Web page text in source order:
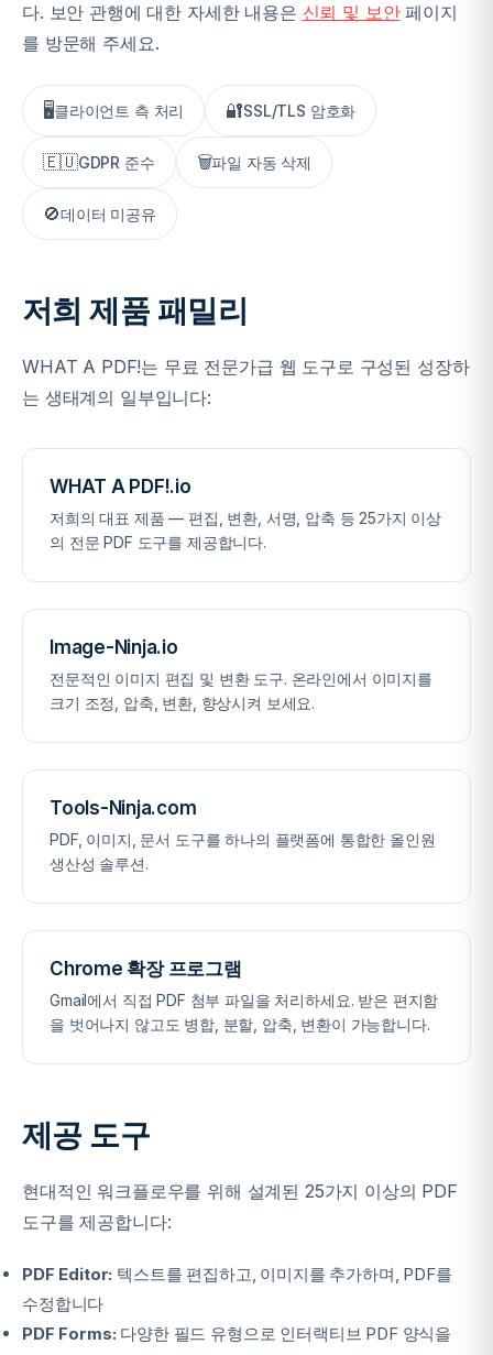
다. 보안 관행에 대한 자세한 내용은 신뢰 및 보안페이지
를 방문해 주세요.
🖥️클라이언트 측 처리 🔐SSL/TLS 암호화
🇪🇺GDPR 준수 🗑️파일 자동 삭제
🚫데이터 미공유
저희 제품 패밀리
WHAT A PDF!는 무료 전문가급 웹 도구로 구성된 성장하
는 생태계의 일부입니다:
WHAT A PDF!.io
저희의 대표 제품 — 편집, 변환, 서명, 압축 등 25가지 이상
의 전문 PDF 도구를 제공합니다.
Image-Ninja.io
전문적인 이미지 편집 및 변환 도구. 온라인에서 이미지를
크기 조정, 압축, 변환, 향상시켜 보세요.
Tools-Ninja.com
PDF, 이미지, 문서 도구를 하나의 플랫폼에 통합한 올인원
생산성 솔루션.
Chrome 확장 프로그램
Gmail에서 직접 PDF 첨부 파일을 처리하세요. 받은 편지함
을 벗어나지 않고도 병합, 분할, 압축, 변환이 가능합니다.
제공 도구
현대적인 워크플로우를 위해 설계된 25가지 이상의 PDF
도구를 제공합니다:
PDF Editor: 텍스트를 편집하고, 이미지를 추가하며, PDF를
수정합니다
PDF Forms: 다양한 필드 유형으로 인터랙티브 PDF 양식을